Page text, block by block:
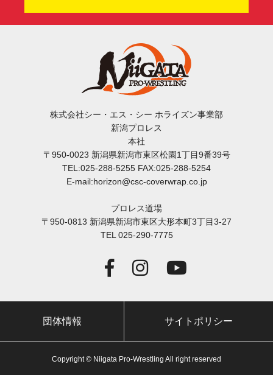
株式会社シー・エス・シー ホライズン事業部
新潟プロレス
本社
〒950-0023 新潟県新潟市東区松園1丁目9番39号
TEL:025-288-5255 FAX:025-288-5254
E-mail:horizon@csc-coverwrap.co.jp
プロレス道場
〒950-0813 新潟県新潟市東区大形本町3丁目3-27
TEL 025-290-7775
団体情報 サイトポリシー
Copyright © Niigata Pro-Wrestling All right reserved